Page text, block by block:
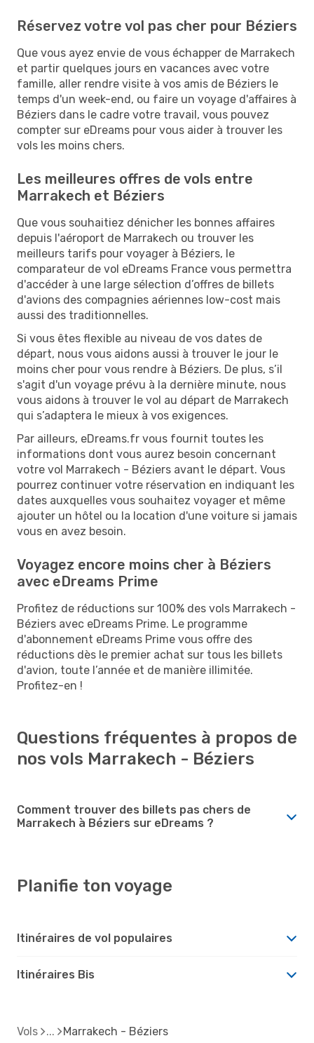
Réservez votre vol pas cher pour Béziers
Que vous ayez envie de vous échapper de Marrakech
et partir quelques jours en vacances avec votre
famille, aller rendre visite à vos amis de Béziers le
temps d'un week-end, ou faire un voyage d'affaires à
Béziers dans le cadre votre travail, vous pouvez
compter sur eDreams pour vous aider à trouver les
vols les moins chers.
Les meilleures offres de vols entre
Marrakech et Béziers
Que vous souhaitiez dénicher les bonnes affaires
depuis l'aéroport de Marrakech ou trouver les
meilleurs tarifs pour voyager à Béziers, le
comparateur de vol eDreams France vous permettra
d'accéder à une large sélection d’offres de billets
d'avions des compagnies aériennes low-cost mais
aussi des traditionnelles.
Si vous êtes flexible au niveau de vos dates de
départ, nous vous aidons aussi à trouver le jour le
moins cher pour vous rendre à Béziers. De plus, s’il
s'agit d'un voyage prévu à la dernière minute, nous
vous aidons à trouver le vol au départ de Marrakech
qui s’adaptera le mieux à vos exigences.
Par ailleurs, eDreams.fr vous fournit toutes les
informations dont vous aurez besoin concernant
votre vol Marrakech - Béziers avant le départ. Vous
pourrez continuer votre réservation en indiquant les
dates auxquelles vous souhaitez voyager et même
ajouter un hôtel ou la location d'une voiture si jamais
vous en avez besoin.
Voyagez encore moins cher à Béziers
avec eDreams Prime
Profitez de réductions sur 100% des vols Marrakech -
Béziers avec eDreams Prime. Le programme
d'abonnement eDreams Prime vous offre des
réductions dès le premier achat sur tous les billets
d'avion, toute l’année et de manière illimitée.
Profitez-en !
Questions fréquentes à propos de
nos vols Marrakech - Béziers
Comment trouver des billets pas chers de
Marrakech à Béziers sur eDreams ?
Planifie ton voyage
Itinéraires de vol populaires
Itinéraires Bis
Vols Marrakech - Béziers